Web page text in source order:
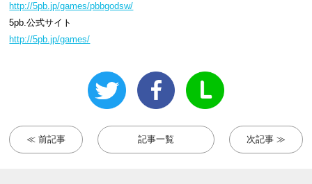
http://5pb.jp/games/pbbgodsw/
5pb.公式サイト
http://5pb.jp/games/
≪ 前記事 記事一覧 次記事 ≫